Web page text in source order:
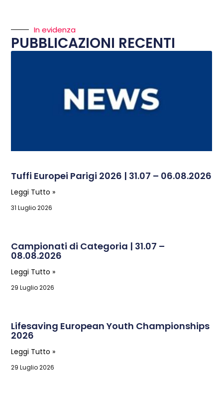
In evidenza
PUBBLICAZIONI RECENTI
Tuffi Europei Parigi 2026 | 31.07 – 06.08.2026
Leggi Tutto »
31 Luglio 2026
Campionati di Categoria | 31.07 –
08.08.2026
Leggi Tutto »
29 Luglio 2026
Lifesaving European Youth Championships
2026
Leggi Tutto »
29 Luglio 2026